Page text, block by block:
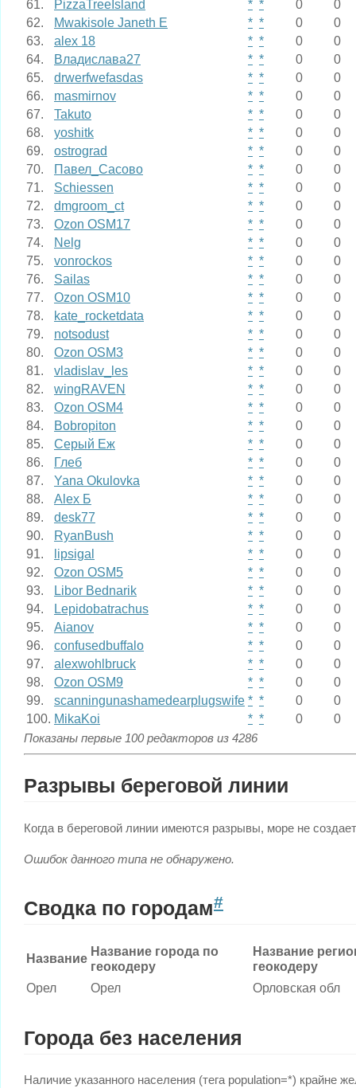
61. PizzaTreeIsland * * 0
0
62.
Mwakisole Janeth E * * 0
0
63.
alex 18 * * 0
0
64.
Владислава27 * * 0
0
65.
drwerfwefasdas * * 0
0
66.
masmirnov * * 0
0
67.
Takuto * * 0
0
68.
yoshitk * * 0
0
69.
ostrograd * * 0
0
70.
Павел_Сасово * * 0
0
71.
Schiessen * * 0
0
72.
dmgroom_ct * * 0
0
73.
Ozon OSM17 * * 0
0
74.
Nelg * * 0
0
75.
vonrockos * * 0
0
76.
Sailas * * 0
0
77.
Ozon OSM10 * * 0
0
78.
kate_rocketdata * * 0
0
79.
notsodust * * 0
0
80.
Ozon OSM3 * * 0
0
81.
vladislav_les * * 0
0
82.
wingRAVEN * * 0
0
83.
Ozon OSM4 * * 0
0
84.
Bobropiton * * 0
0
85.
Серый Еж * * 0
0
86.
Глеб * * 0
0
87.
Yana Okulovka * * 0
0
88.
Alex Б * * 0
0
89.
desk77 * * 0
0
90.
RyanBush * * 0
0
91.
lipsigal * * 0
0
92.
Ozon OSM5 * * 0
0
93.
Libor Bednarik * * 0
0
94.
Lepidobatrachus * * 0
0
95.
Aianov * * 0
0
96.
confusedbuffalo * * 0
0
97.
alexwohlbruck * * 0
0
98.
Ozon OSM9 * * 0
0
99.
scanningunashamedearplugswife * * 0
0
100. MikaKoi * * 0
0
Показаны первые 100 редакторов из 4286
Разрывы береговой линии
Когда в береговой линии имеются разрывы, море не
Ошибок данного типа не обнаружено.
Сводка по городам#
Название
Название города по
геокодеру
Название
геокодеру
Орел
Орел Орловская обл
Города без населения
Наличие указанного населения (тега population=*) крайне